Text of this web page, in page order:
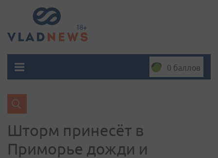
0 баллов
Шторм принесёт в
Приморье дожди и